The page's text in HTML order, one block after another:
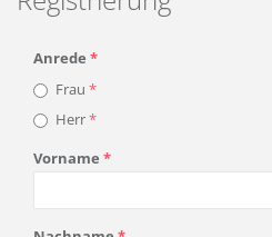
Anrede
Frau
Herr
Vorname